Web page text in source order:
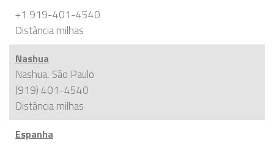
+1 919-401-4540
Distânciamilhas
Nashua
Nashua, São Paulo
(919) 401-4540
Distânciamilhas
Espanha